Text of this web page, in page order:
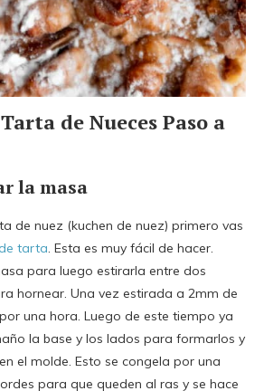
de Nueces Paso a
la masa
de nuez (kuchen de nuez) primero vas
tarta. Esta es muy fácil de hacer.
para luego estirarla entre dos
hornear. Una vez estirada a 2mm de
una hora. Luego de este tiempo ya
la base y los lados para formarlos y
el molde. Esto se congela por una
para que queden al ras y se hace